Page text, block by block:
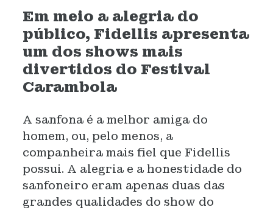
Em meio a alegria do
público, Fidellis apresenta
um dos shows mais
divertidos do Festival
Carambola
A sanfona é a melhor amiga do
homem, ou, pelo menos, a
companheira mais fiel que Fidellis
possui. A alegria e a honestidade do
sanfoneiro eram apenas duas das
grandes qualidades do show do